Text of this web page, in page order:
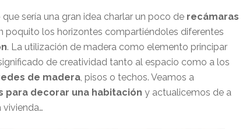
sería una gran idea charlar un poco de recámaras
poquito los horizontes compartiéndoles diferentes
. La utilización de madera como elemento principar
de creatividad tanto al espacio como a los
de madera, pisos o techos. Veamos a
para decorar una habitación y actualicemos de a